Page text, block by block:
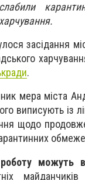
засідання
.
мера міста
виписують із
щодо
можуть